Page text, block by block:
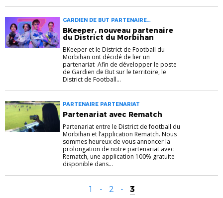
GARDIEN DE BUT PARTENAIRE
PARTENARIAT
BKeeper, nouveau partenaire
du District du Morbihan
BKeeper et le District de Football du
Morbihan ont décidé de lier un
partenariat Afin de développer le poste
de Gardien de But sur le territoire, le
District de Football...
PARTENAIRE PARTENARIAT
Partenariat avec Rematch
Partenariat entre le District de football du
Morbihan et l’application Rematch. Nous
sommes heureux de vous annoncer la
prolongation de notre partenariat avec
Rematch, une application 100% gratuite
disponible dans...
1 - 2 - 3